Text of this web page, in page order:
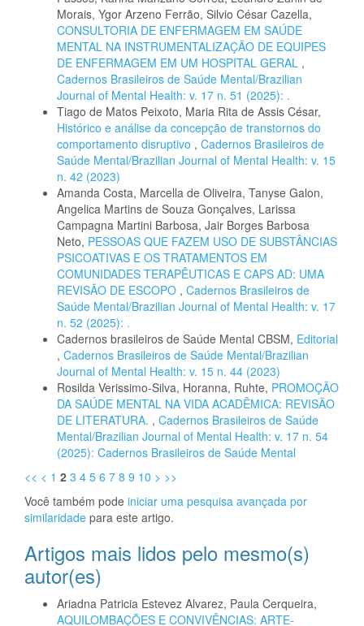
Morais, Ygor Arzeno Ferrão, Silvio César Cazella,
CONSULTORIA DE ENFERMAGEM EM SAÚDE
MENTAL NA INSTRUMENTALIZAÇÃO DE EQUIPES
DE ENFERMAGEM EM UM HOSPITAL GERAL ,
Cadernos Brasileiros de Saúde Mental/Brazilian
Journal of Mental Health: v. 17 n. 51 (2025): .
Tiago de Matos Peixoto, Maria Rita de Assis César,
Histórico e análise da concepção de transtornos do
comportamento disruptivo , Cadernos Brasileiros de
Saúde Mental/Brazilian Journal of Mental Health: v. 15
n. 42 (2023)
Amanda Costa, Marcella de Oliveira, Tanyse Galon,
Angelica Martins de Souza Gonçalves, Larissa
Campagna Martini Barbosa, Jair Borges Barbosa
Neto, PESSOAS QUE FAZEM USO DE SUBSTÂNCIAS
PSICOATIVAS E OS TRATAMENTOS EM
COMUNIDADES TERAPÊUTICAS E CAPS AD: UMA
REVISÃO DE ESCOPO , Cadernos Brasileiros de
Saúde Mental/Brazilian Journal of Mental Health: v. 17
n. 52 (2025): .
Cadernos brasileiros de Saúde Mental CBSM, Editorial
, Cadernos Brasileiros de Saúde Mental/Brazilian
Journal of Mental Health: v. 15 n. 44 (2023)
Rosilda Verissimo-Silva, Horanna, Ruhte, PROMOÇÃO
DA SAÚDE MENTAL NA VIDA ACADÊMICA: REVISÃO
DE LITERATURA. , Cadernos Brasileiros de Saúde
Mental/Brazilian Journal of Mental Health: v. 17 n. 54
(2025): Cadernos Brasileiros de Saúde Mental
<< < 1 2 3 4 5 6 7 8 9 10 > >>
Você também pode iniciar uma pesquisa avançada por
similaridade para este artigo.
Artigos mais lidos pelo mesmo(s)
autor(es)
Ariadna Patricia Estevez Alvarez, Paula Cerqueira,
AQUILOMBAÇÕES E CONVIVÊNCIAS: ARTE-